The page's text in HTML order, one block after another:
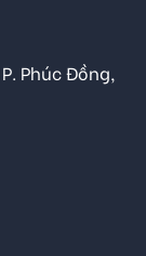
Phúc Đồng,